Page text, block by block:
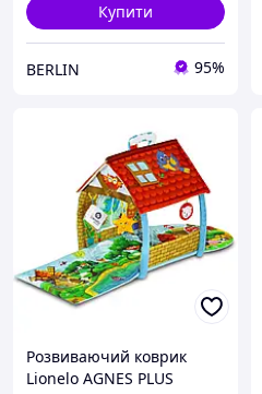
Купити
BERLIN 95%
Розвиваючий коврик
Lionelo AGNES PLUS